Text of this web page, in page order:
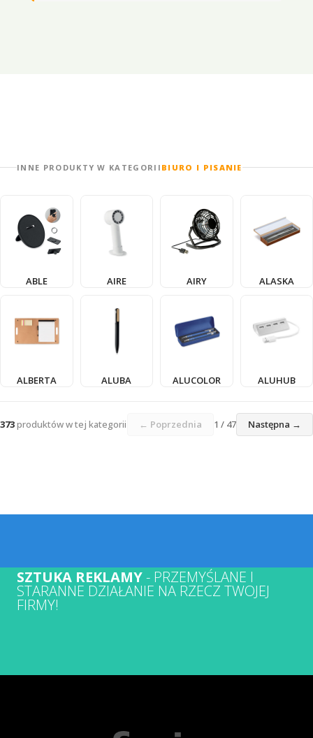
INNE PRODUKTY W KATEGORII BIURO I PISANIE
ABLE AIRE AIRY ALASKA
ALBERTA ALUBA ALUCOLOR ALUHUB
373produktów w tej kategorii ← Poprzednia 1 / 47 Następna →
SZTUKA REKLAMY- PRZEMYŚLANE I
STARANNE DZIAŁANIE NA RZECZ TWOJEJ
FIRMY!